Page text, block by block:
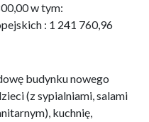
w tym:
: 1 241 760,96
budynku nowego
(z sypialniami, salami
kuchnię,